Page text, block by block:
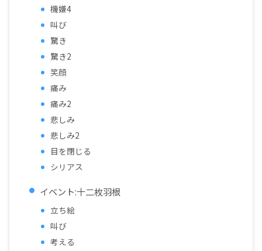
機嫌4
叫び
驚き
驚き2
笑顔
痛み
痛み2
悲しみ
悲しみ2
目を閉じる
シリアス
イベント:十二枚羽根
立ち絵
叫び
考える